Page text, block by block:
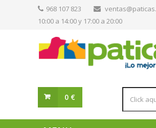
968 107 823
10:00 a 14:00 y 17:00 a 20:00
0 €